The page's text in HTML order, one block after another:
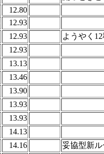
12.80
12.93
12.93
ようやく
12.93
13.13
13.46
13.90
13.93
13.93
14.13
14.16
妥協型新